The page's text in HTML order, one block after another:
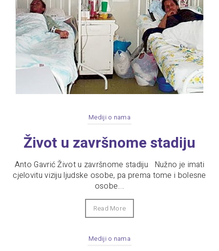
Mediji o nama
Život u završnome stadiju
Anto Gavrić Život u završnome stadiju Nužno je imati
cjelovitu viziju ljudske osobe, pa prema tome i bolesne
osobe....
Read More
Mediji o nama